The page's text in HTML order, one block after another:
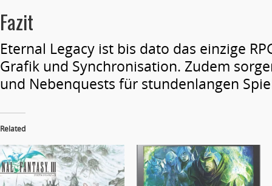
Fazit
Eternal Legacy ist bis dato das einzige
Grafik und Synchronisation. Zudem
und Nebenquests für stundenlangen
Related